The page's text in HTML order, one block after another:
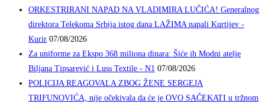
ORKESTRIRANI NAPAD NA VLADIMIRA LUČIĆA! Generalnog
direktora Telekoma Srbija istog dana LAŽIMA napali Kurtijev -
Kurir 07/08/2026
Za uniforme za Ekspo 368 miliona dinara: Šiće ih Modni atelje
Biljana Tipsarević i Luss Textile - N1 07/08/2026
POLICIJA REAGOVALA ZBOG ŽENE SERGEJA
TRIFUNOVIĆA, nije očekivala da će je OVO SAČEKATI u tržnom